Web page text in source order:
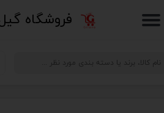
​فروشگاه
حساب کاربری من